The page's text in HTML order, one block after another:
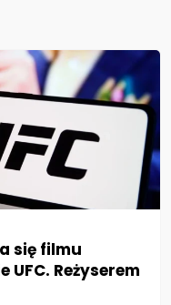
się filmu
Reżyserem